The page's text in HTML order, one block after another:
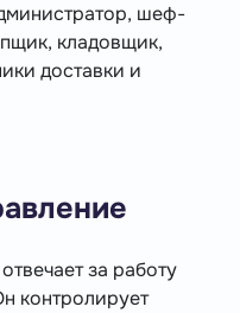
шеф-
кладовщик,
доставки и
отвечает за работу
контролирует